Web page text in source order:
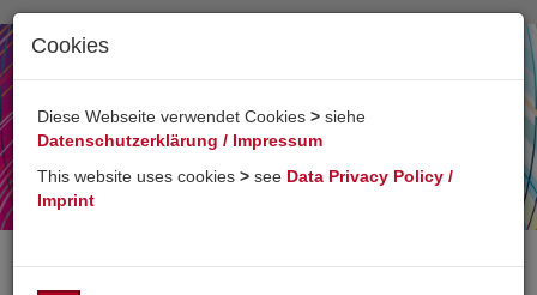
Toggle
Cookies
Diese Webseite verwendet Cookies > siehe
Datenschutzerklärung / Impressum
This website uses cookies > see Data Privacy Policy /
Imprint